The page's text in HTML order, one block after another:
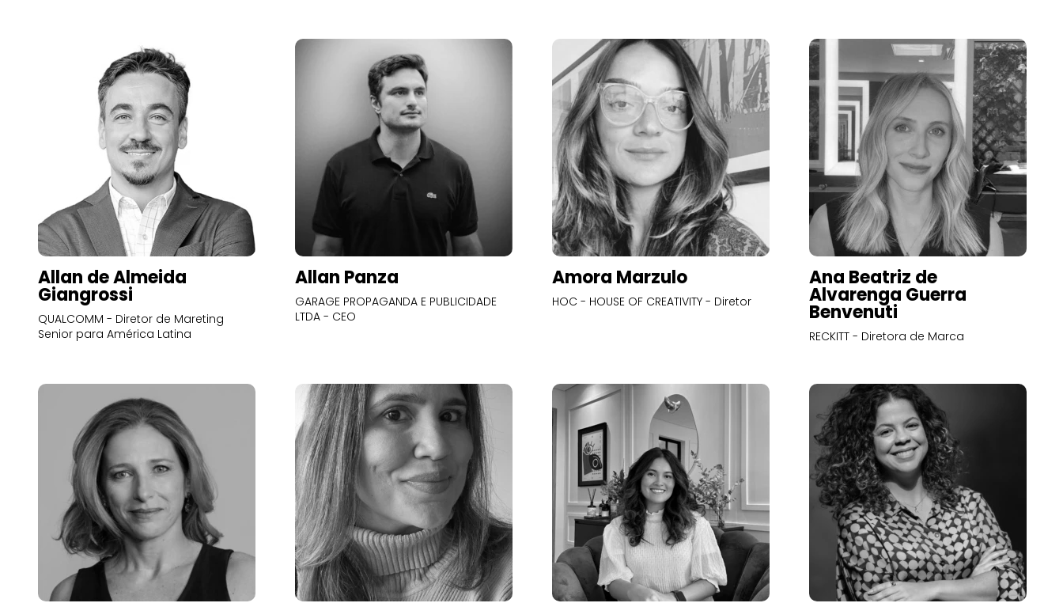
Allan de Almeida
Giangrossi
QUALCOMM - Diretor de Mareting
Senior para América Latina
Allan Panza
GARAGE PROPAGANDA E PUBLICIDADE
LTDA - CEO
Amora Marzulo
HOC - HOUSE OF CREATIVITY - Diretor
Ana Beatriz de
Alvarenga Guerra
Benvenuti
RECKITT - Diretora de Marca